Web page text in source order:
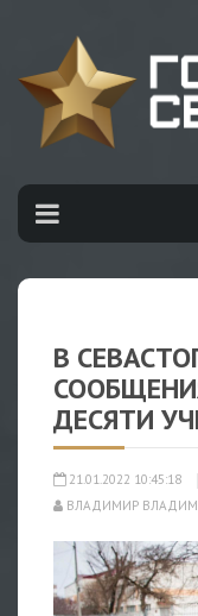
В
ДЕСЯТИ
21.01.2022 10:45:18
ВЛАДИМИР